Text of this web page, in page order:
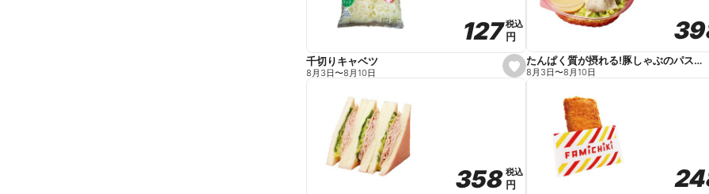
e
s
e
e
127
127税込
税込
円
円
千切りキャベツ
8月3日〜8月10日
たんぱく質が摂れる!豚しゃぶのパスタサラダ
8月3日〜8月10日
358
358税込
税込
円
円